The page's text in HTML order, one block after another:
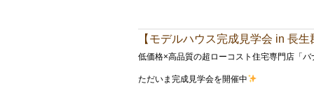
【モデルハウス完成見学会 in 長
低価格×高品質の超ローコスト住宅専門店「
ただいま完成見学会を開催中